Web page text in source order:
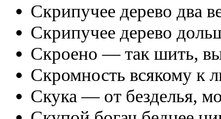
Скрипучее дерево два
Скрипучее дерево
Скроено — так шить,
Скромность всякому к
Скука — от безделья,